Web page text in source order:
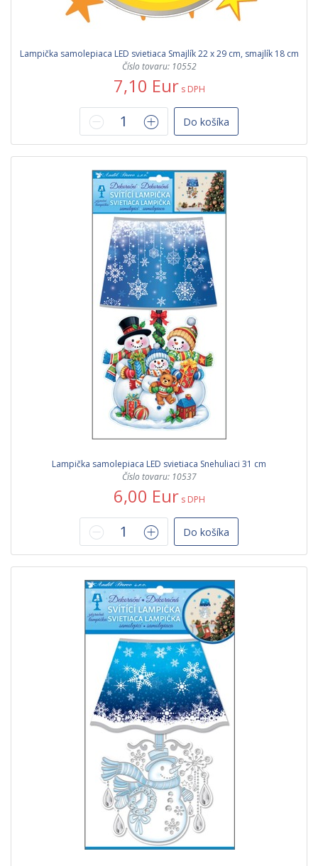
Lampička samolepiaca LED svietiaca Smajlík 22 x 29 cm, smajlík 18 cm
Číslo tovaru: 10552
7,10 Eur s DPH
Do košíka
Lampička samolepiaca LED svietiaca Snehuliaci 31 cm
Číslo tovaru: 10537
6,00 Eur s DPH
Do košíka